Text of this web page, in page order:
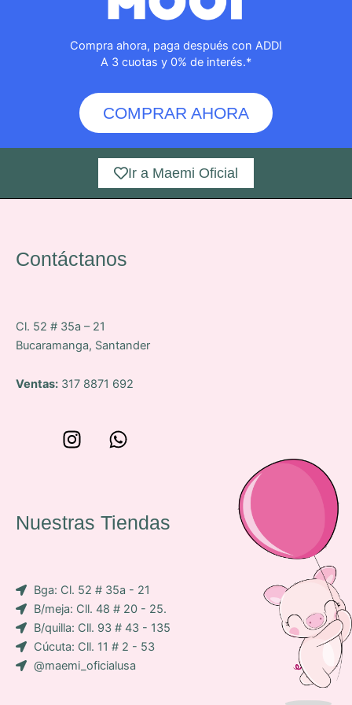
Compra ahora, paga después con ADDI
A 3 cuotas y 0% de interés.*
COMPRAR AHORA
Ir a Maemi Oficial
Contáctanos
Cl. 52 # 35a – 21
Bucaramanga, Santander
Ventas: 317 8871 692
e
p
c
o
n
-
f
I
a
g
m
W
s
a
Nuestras Tiendas
Bga: Cl. 52 # 35a - 21
B/meja: Cll. 48 # 20 - 25.
B/quilla: Cll. 93 # 43 - 135
Cúcuta: Cll. 11 # 2 - 53
@maemi_oficialusa